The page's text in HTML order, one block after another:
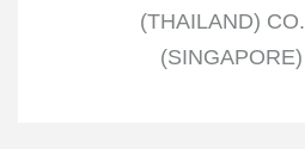
(THAILAND)